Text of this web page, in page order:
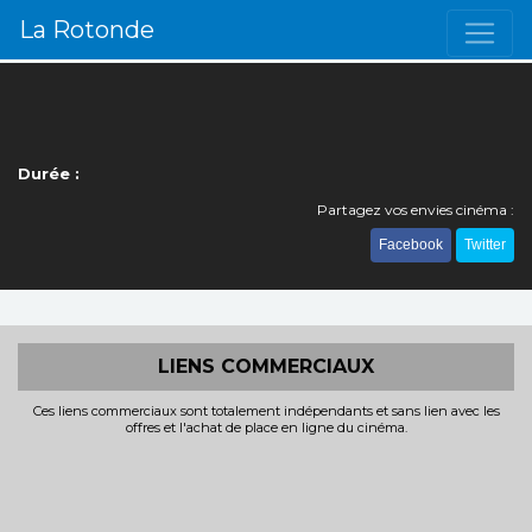
La Rotonde
Durée :
Partagez vos envies cinéma :
Facebook Twitter
LIENS COMMERCIAUX
Ces liens commerciaux sont totalement indépendants et sans lien avec les
offres et l'achat de place en ligne du cinéma.